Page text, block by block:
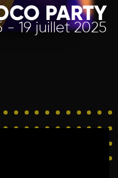
PARTY
- 19 juillet 2025